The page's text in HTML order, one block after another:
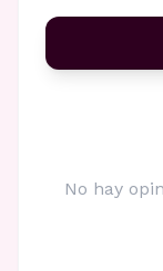
No hay